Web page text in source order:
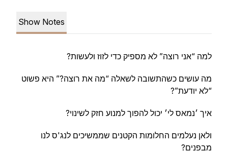
Show Notes
למה “אני רוצה” לא מספיק כדי לזוז ולעשות?
מה עושים כשהתשובה לשאלה “מה את רוצה?” היא פשוט
“לא יודעת”?
איך ׳נמאס לי׳ יכול להפוך למנוע חזק לשינוי?
ולאן נעלמים החלומות הקטנים שממשיכים לנג'ס לנו
מבפנים?